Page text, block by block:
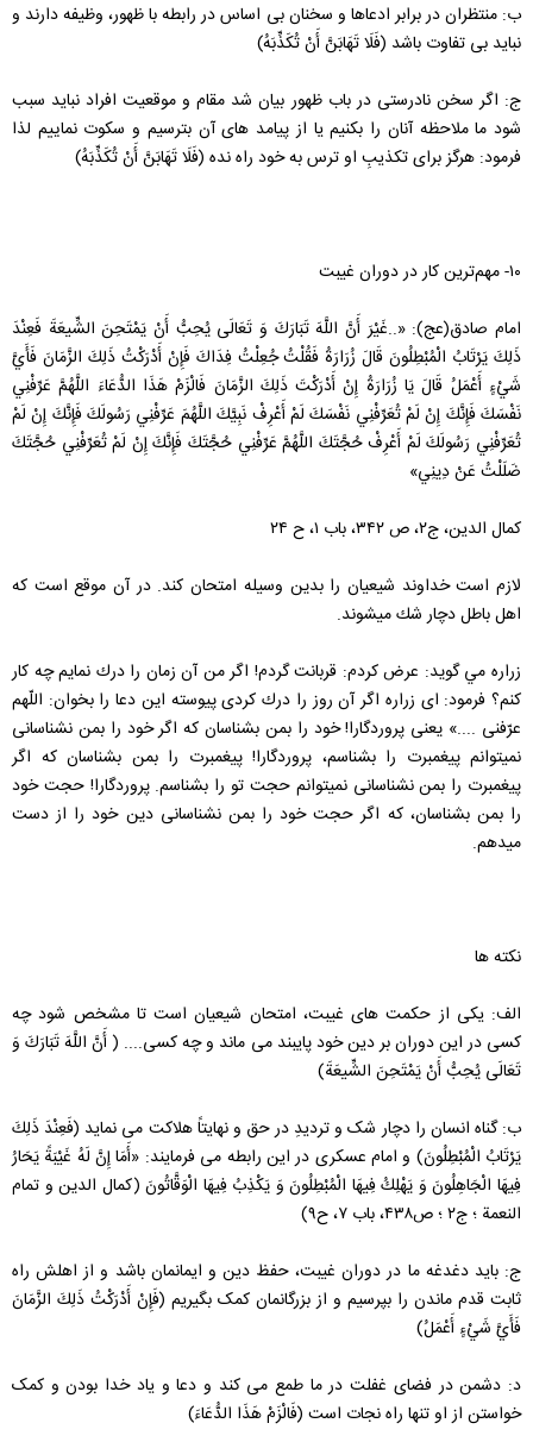
ب: منتظران در برابر ادعاها و سخنان بی اساس در رابطه با ظهور، وظیفه دارند و
نباید بی تفاوت باشد (فَلَا تَهَابَنَّ أَنْ تُكَذِّبَهُ)
ج: اگر سخن نادرستی در باب ظهور بیان شد مقام و موقعیت افراد نباید سبب
شود ما ملاحظه آنان را بکنیم یا از پیامد های آن بترسیم و سکوت نماییم لذا
فرمود: هرگز برای تکذیبِ او ترس به خود راه نده (فَلَا تَهَابَنَّ أَنْ تُكَذِّبَهُ)
۱۰- مهم‌ترین کار در دوران غیبت
امام صادق(عج): «..غَيْرَ أَنَّ اللَّهَ تَبَارَكَ وَ تَعَالَى يُحِبُّ‏ أَنْ‏ يَمْتَحِنَ‏ الشِّيعَةَ فَعِنْدَ
ذَلِكَ يَرْتَابُ الْمُبْطِلُونَ قَالَ زُرَارَةُ فَقُلْتُ جُعِلْتُ فِدَاكَ فَإِنْ أَدْرَكْتُ ذَلِكَ الزَّمَانَ فَأَيَّ
شَيْ‏ءٍ أَعْمَلُ قَالَ يَا زُرَارَةُ إِنْ أَدْرَكْتَ ذَلِكَ الزَّمَانَ فَالْزَمْ هَذَا الدُّعَاءَ اللَّهُمَّ عَرِّفْنِي
نَفْسَكَ فَإِنَّكَ إِنْ لَمْ تُعَرِّفْنِي نَفْسَكَ لَمْ أَعْرِفْ نَبِيَّكَ اللَّهُمَ‏ عَرِّفْنِي رَسُولَكَ فَإِنَّكَ إِنْ لَمْ
تُعَرِّفْنِي رَسُولَكَ لَمْ أَعْرِفْ حُجَّتَكَ اللَّهُمَّ عَرِّفْنِي حُجَّتَكَ فَإِنَّكَ إِنْ لَمْ تُعَرِّفْنِي حُجَّتَكَ
ضَلَلْتُ عَنْ دِينِي»‏
کمال الدین، ج۲، ص ۳۴۲، باب ۱، ح ۲۴
لازم است خداوند شيعيان را بدين وسيله امتحان كند. در آن موقع است كه
اهل باطل دچار شك ميشوند.
زراره مي گويد: عرض كردم: قربانت گردم! اگر من آن زمان را درك نمايم چه كار
كنم؟ فرمود: اى زراره اگر آن روز را درك كردى پيوسته اين دعا را بخوان: اللّهم
عرّفنى ....» يعنى پروردگارا! خود را بمن بشناسان كه اگر خود را بمن نشناسانى
نميتوانم پيغمبرت را بشناسم، پروردگارا! پيغمبرت را بمن بشناسان كه اگر
پيغمبرت را بمن نشناسانى نميتوانم حجت تو را بشناسم. پروردگارا! حجت خود
را بمن بشناسان، كه اگر حجت خود را بمن نشناسانى دين خود را از دست
ميدهم.
نکته ها
الف: یکی از حکمت های غیبت، امتحان شیعیان است تا مشخص شود چه
کسی در این دوران بر دین خود پایبند می ماند و چه کسی.... ( أَنَّ اللَّهَ تَبَارَكَ وَ
تَعَالَى يُحِبُّ‏ أَنْ‏ يَمْتَحِنَ‏ الشِّيعَةَ)
ب: گناه انسان را دچار شک و تردیدِ در حق و نهایتاً هلاکت می نماید (فَعِنْدَ ذَلِكَ
يَرْتَابُ الْمُبْطِلُونَ) و امام عسکری در این رابطه می فرمایند: «أَمَا إِنَّ لَهُ غَيْبَةً يَحَارُ
فِيهَا الْجَاهِلُونَ‏ وَ يَهْلِكُ فِيهَا الْمُبْطِلُونَ وَ يَكْذِبُ فِيهَا الْوَقَّاتُونَ (كمال الدين و تمام
النعمة ؛ ج‏۲ ؛ ص۴۳۸، باب ۷، ح۹)
ج: باید دغدغه ما در دوران غیبت، حفظ دین و ایمانمان باشد و از اهلش راه
ثابت قدم ماندن را بپرسیم و از بزرگانمان کمک بگیریم (فَإِنْ أَدْرَكْتُ ذَلِكَ الزَّمَانَ
فَأَيَّ شَيْ‏ءٍ أَعْمَلُ)
د: دشمن در فضای غفلت در ما طمع می کند و دعا و یاد خدا بودن و کمک
خواستن از او تنها راه نجات است (فَالْزَمْ هَذَا الدُّعَاءَ)